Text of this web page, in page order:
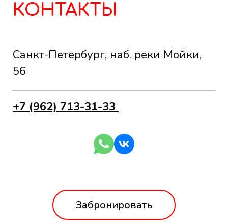
КОНТАКТЫ
Санкт-Петербург, наб. реки Мойки,
56
+7 (962) 713-31-33
Забронировать